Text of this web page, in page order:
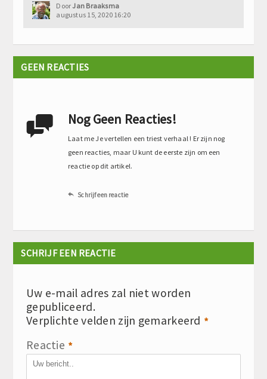
DoorJan Braaksma
augustus 15, 2020 16:20
GEEN REACTIES
 Nog Geen Reacties!
Laat me Je vertellen een triest verhaal ! Er zijn nog
geen reacties, maar U kunt de eerste zijn om een
reactie op dit artikel.
 Schrijf een reactie
SCHRIJF EEN REACTIE
Uw e-mail adres zal niet worden
gepubliceerd.
Verplichte velden zijn gemarkeerd *
Reactie *